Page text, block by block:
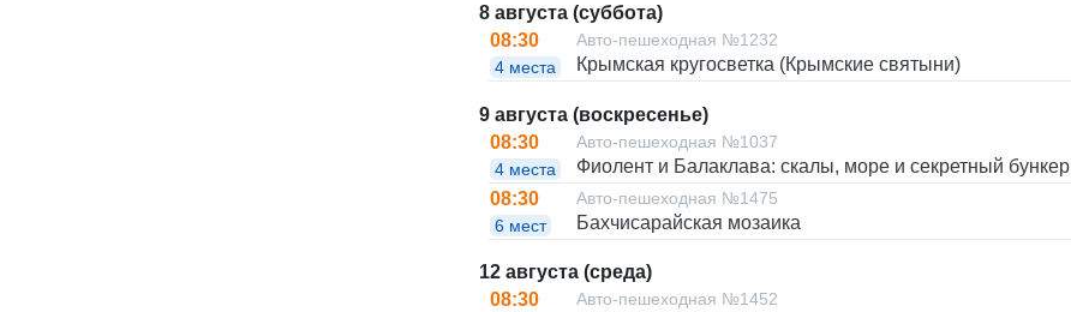
8 августа (суббота)
08:30
4 места
Авто-пешеходная №1232
Крымская кругосветка (Крымские святыни)
9 августа (воскресенье)
08:30
4 места
Авто-пешеходная №1037
Фиолент и Балаклава: скалы, море и секретный бункер
08:30
6 мест
Авто-пешеходная №1475
Бахчисарайская мозаика
12 августа (среда)
08:30
Авто-пешеходная №1452